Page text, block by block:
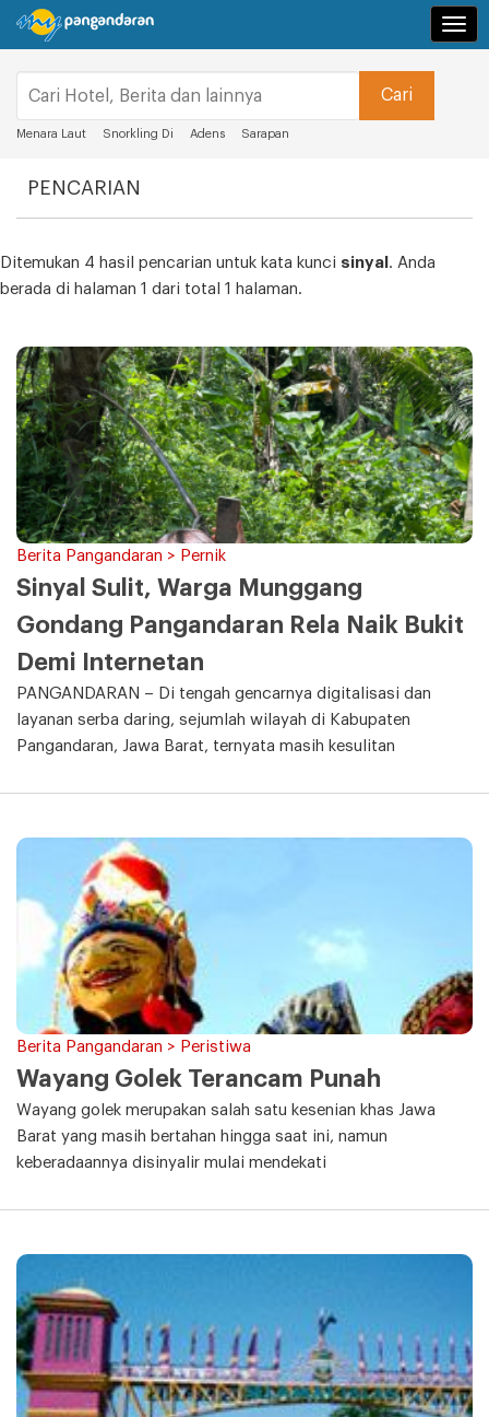
Menara Laut Snorkling Di Adens Sarapan
PENCARIAN
Ditemukan 4 hasil pencarian untuk kata kunci sinyal . Anda
berada di halaman 1 dari total 1 halaman.
Berita Pangandaran > Pernik
Sinyal Sulit, Warga Munggang
Gondang Pangandaran Rela Naik Bukit
Demi Internetan
PANGANDARAN – Di tengah gencarnya digitalisasi dan
layanan serba daring, sejumlah wilayah di Kabupaten
Pangandaran, Jawa Barat, ternyata masih kesulitan
Berita Pangandaran > Peristiwa
Wayang Golek Terancam Punah
Wayang golek merupakan salah satu kesenian khas Jawa
Barat yang masih bertahan hingga saat ini, namun
keberadaannya disinyalir mulai mendekati